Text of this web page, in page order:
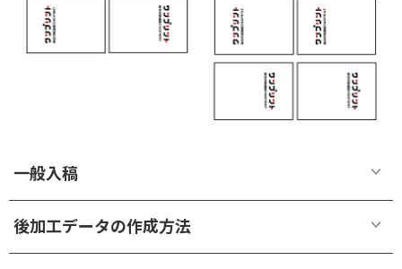
一般入稿
後加工データの作成方法